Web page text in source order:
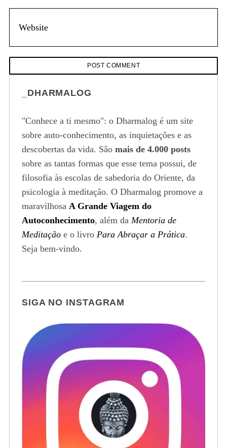
_DHARMALOG
"Conhece a ti mesmo": o Dharmalog é um site
sobre auto-conhecimento, as inquietações e as
descobertas da vida. São mais de 4.000 posts
sobre as tantas formas que esse tema possui, de
filosofia às escolas de sabedoria do Oriente, da
psicologia à meditação. O Dharmalog promove a
maravilhosa A Grande Viagem do
Autoconhecimento, além da Mentoria de
Meditaçãoe o livro Para Abraçar a Prática.
Seja bem-vindo.
SIGA NO INSTAGRAM